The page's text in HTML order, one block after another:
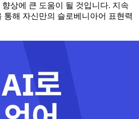
상에 큰 도움이 될 것입니다. 지속
통해 자신만의 슬로베니아어 표현력